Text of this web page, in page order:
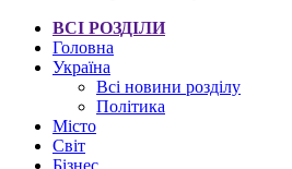
ВСІ РОЗДІЛИ
Головна
Україна
Всі новини розділу
Політика
Місто
Світ
Бізнес